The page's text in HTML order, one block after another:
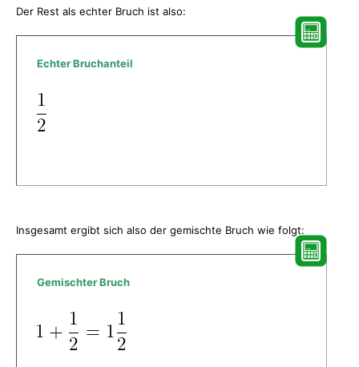
Der Rest als echter Bruch ist also:
Echter Bruchanteil
Insgesamt ergibt sich also der gemischte Bruch wie folgt:
Gemischter Bruch